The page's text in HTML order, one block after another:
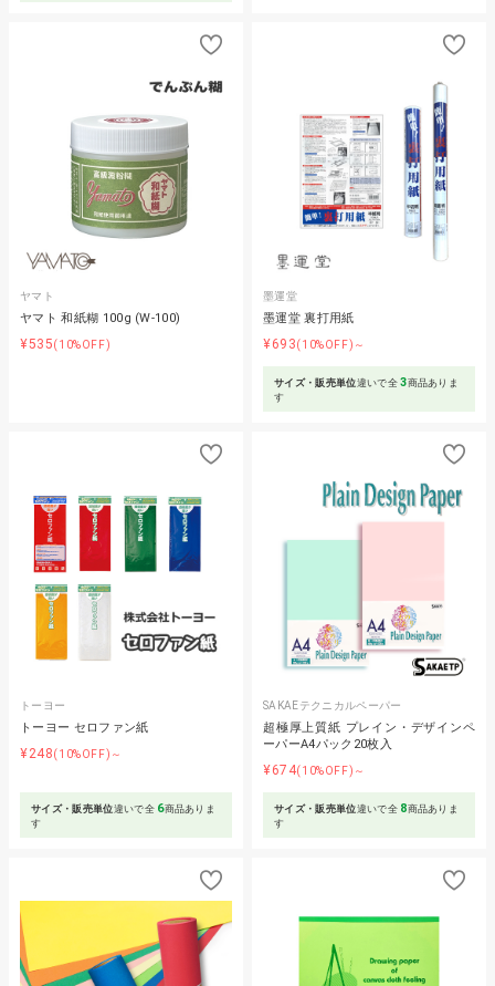
ヤマト
ヤマト 和紙糊 100g (W-100)
¥535(10%OFF)
墨運堂
墨運堂 裏打用紙
¥693(10%OFF)～
サイズ・販売単位違いで全3商品ありま
す
トーヨー
トーヨー セロファン紙
¥248(10%OFF)～
サイズ・販売単位違いで全 6商品ありま
す
SAKAEテクニカルペーパー
超極厚上質紙 プレイン・デザインペ
ーパーA4パック20枚入
¥674(10%OFF)～
サイズ・販売単位違いで全 8商品ありま
す